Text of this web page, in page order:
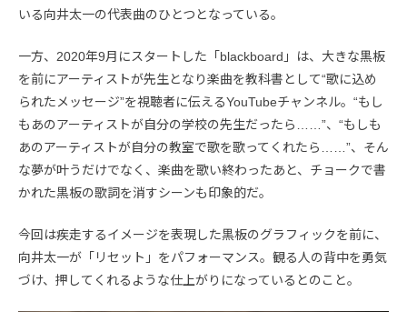
いる向井太一の代表曲のひとつとなっている。
一方、2020年9月にスタートした「blackboard」は、大きな黒板
を前にアーティストが先生となり楽曲を教科書として“歌に込め
られたメッセージ”を視聴者に伝えるYouTubeチャンネル。“もし
もあのアーティストが自分の学校の先生だったら……”、“もしも
あのアーティストが自分の教室で歌を歌ってくれたら……”、そん
な夢が叶うだけでなく、楽曲を歌い終わったあと、チョークで書
かれた黒板の歌詞を消すシーンも印象的だ。
今回は疾走するイメージを表現した黒板のグラフィックを前に、
向井太一が「リセット」をパフォーマンス。観る人の背中を勇気
づけ、押してくれるような仕上がりになっているとのこと。